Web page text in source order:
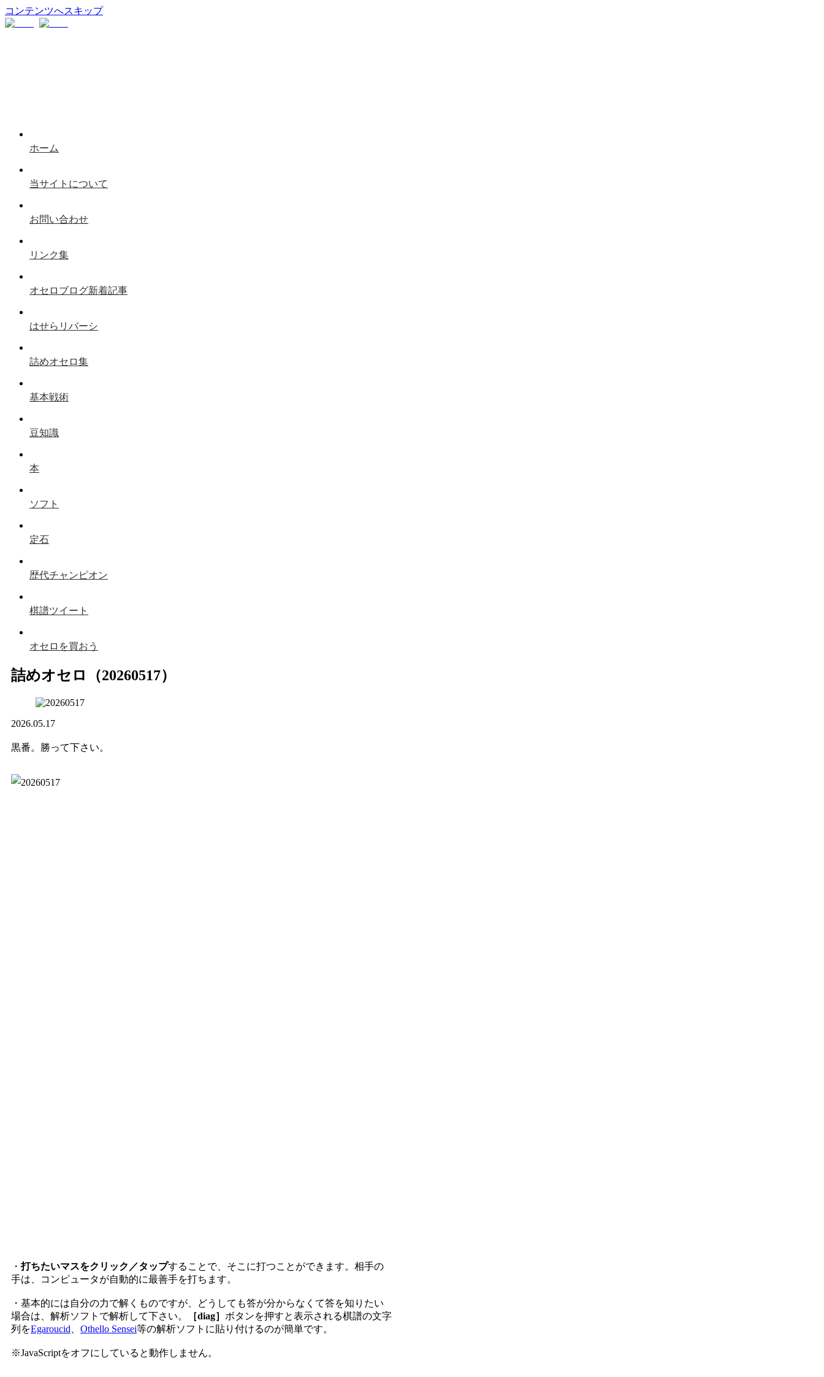
コンテンツへスキップ
ホーム
当サイトについて
お問い合わせ
リンク集
オセロブログ新着記事
はせらリバーシ
詰めオセロ集
基本戦術
豆知識
本
ソフト
定石
歴代チャンピオン
棋譜ツイート
オセロを買おう
詰めオセロ（20260517）
2026.05.17
黒番。勝って下さい。
・打ちたいマスをクリック／タップすることで、そこに打つことができます。相手の
手は、コンピュータが自動的に最善手を打ちます。
・基本的には自分の力で解くものですが、どうしても答が分からなくて答を知りたい
場合は、解析ソフトで解析して下さい。
［diag］ ボタンを押すと表示される棋譜の文字
列をEgaroucid Othello Sensei等の解析ソフトに貼り付けるのが簡単です。
※JavaScriptをオフにしていると動作しません。